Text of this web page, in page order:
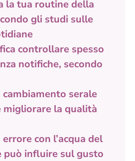
la tua routine della
gli studi sulle
controllare spesso
notifiche, secondo
cambiamento serale
migliorare la qualità
con l’acqua del
può influire sul gusto